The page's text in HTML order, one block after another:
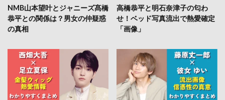
NMB山本望叶とジャニーズ髙橋
恭平との関係は？男女の仲疑惑
の真相
高橋恭平と明石奈津子の匂わ
せ！ベッド写真流出で熱愛確定
「画像」